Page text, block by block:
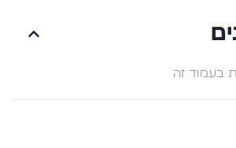
בעמוד זה